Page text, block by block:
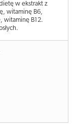
w ekstrakt z
witaminę B6,
witaminę B12.